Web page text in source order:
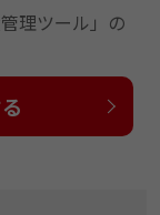
理ツール」の